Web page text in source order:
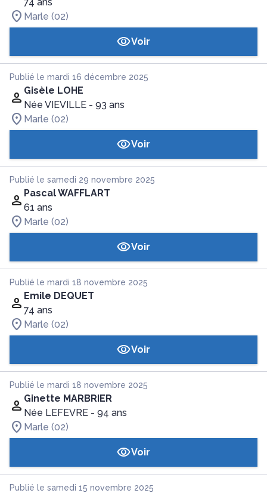
Marle (02)
Voir
Publié le mardi 16 décembre 2025
Gisèle LOHE
Née VIEVILLE - 93 ans
Marle (02)
Voir
Publié le samedi 29 novembre 2025
Pascal WAFFLART
61 ans
Marle (02)
Voir
Publié le mardi 18 novembre 2025
Emile DEQUET
74 ans
Marle (02)
Voir
Publié le mardi 18 novembre 2025
Ginette MARBRIER
Née LEFEVRE - 94 ans
Marle (02)
Voir
Publié le samedi 15 novembre 2025